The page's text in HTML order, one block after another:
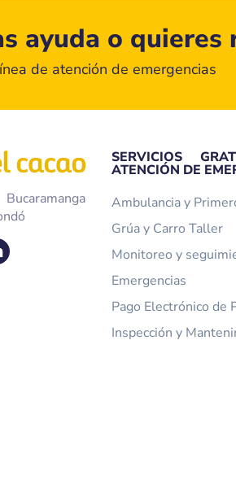
ayuda o
de atención de emergencias
SERVICIOS
ATENCIÓN DE
Ambulancia y
Grúa y Carro Taller
Monitoreo y
Emergencias
Pago Electrónico de
Inspección y